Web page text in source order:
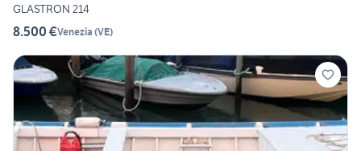
GLASTRON 214
8.500 €Venezia (VE)